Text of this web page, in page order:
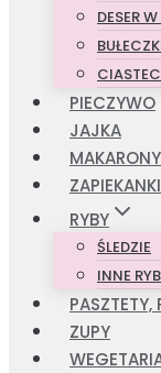
DESER
PIECZYWO
JAJKA
MAKARONY
ZAPIEKANKI
RYBY
ŚLEDZIE
INNE
ZUPY